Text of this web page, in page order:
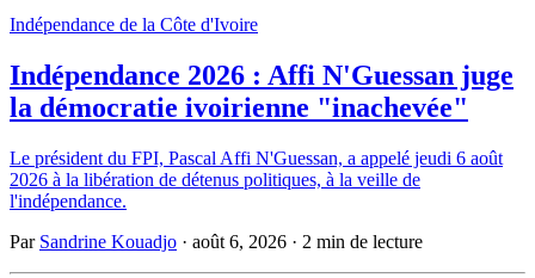
Indépendance de la Côte d'Ivoire
Indépendance 2026 : Affi N'Guessan juge
la démocratie ivoirienne "inachevée"
Le président du FPI, Pascal Affi N'Guessan, a appelé jeudi 6 août
2026 à la libération de détenus politiques, à la veille de
l'indépendance.
Par Sandrine Kouadjo · août 6, 2026 · 2 min de lecture